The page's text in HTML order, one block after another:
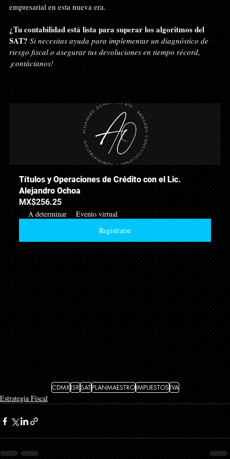
empresarial en esta nueva era.
¿Tu contabilidad está lista para superar los algoritmos del
SAT? Si necesitas ayuda para implementar un diagnóstico de
riesgo fiscal o asegurar tus devoluciones en tiempo récord,
¡contáctanos!
Títulos y Operaciones de Crédito con el Lic.
Alejandro Ochoa
MX$256.25
A determinar
Evento virtual
Registrarse
CDMX ISRSAT PLANMAESTROIMPUESTOSIVA
Estrategia Fiscal